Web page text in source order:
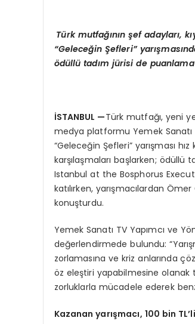
Türk mutfağının şef adayları,
“Geleceğin Şefleri” yarışmas
ödüllütadım jüriside
İSTANBUL —Türk mutfağı, yeni
medya platformu Yemek Sanatı
“Geleceğin Şefleri” yarışması
karşılaşmaları başlarken; ödüllü
Istanbul at the Bosphorus
katılırken, yarışmacılardan
konuşturdu.
Yemek Sanatı TV Yapımcı ve
değerlendirmede bulundu:
zorlamasına ve kriz anlarında
öz eleştiri yapabilmesine olanak
zorluklarla mücadele ederek
Kazanan yarışmacı, 100 bin